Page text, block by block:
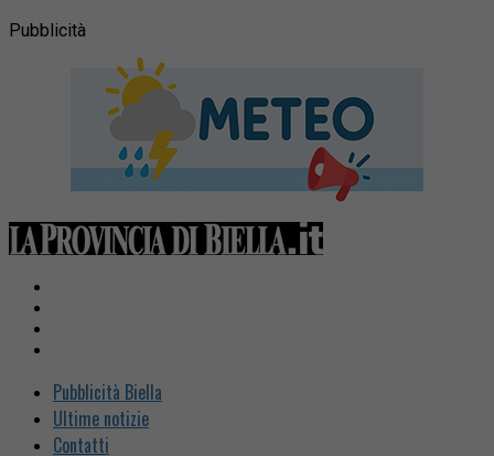
Pubblicità
Pubblicità Biella
Ultime notizie
Contatti